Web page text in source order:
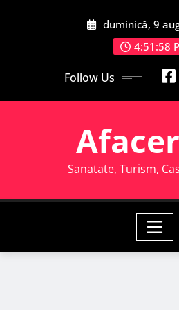
duminică, 9
4:51:59
Follow Us
Sanatate, Turism,